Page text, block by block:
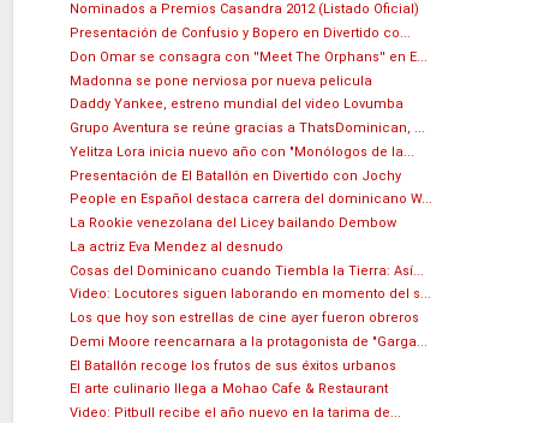
Nominados a Premios Casandra 2012 (Listado Oficial)
Presentación de Confusio y Bopero en Divertido co...
Don Omar se consagra con ''Meet The Orphans'' en E...
Madonna se pone nerviosa por nueva pelicula
Daddy Yankee, estreno mundial del video Lovumba
Grupo Aventura se reúne gracias a ThatsDominican, ...
Yelitza Lora inicia nuevo año con "Monólogos de la...
Presentación de El Batallón en Divertido con Jochy
People en Español destaca carrera del dominicano W...
La Rookie venezolana del Licey bailando Dembow
La actriz Eva Mendez al desnudo
Cosas del Dominicano cuando Tiembla la Tierra: Así...
Video: Locutores siguen laborando en momento del s...
Los que hoy son estrellas de cine ayer fueron obreros
Demi Moore reencarnara a la protagonista de "Garga...
El Batallón recoge los frutos de sus éxitos urbanos
El arte culinario llega a Mohao Cafe & Restaurant
Video: Pitbull recibe el año nuevo en la tarima de...